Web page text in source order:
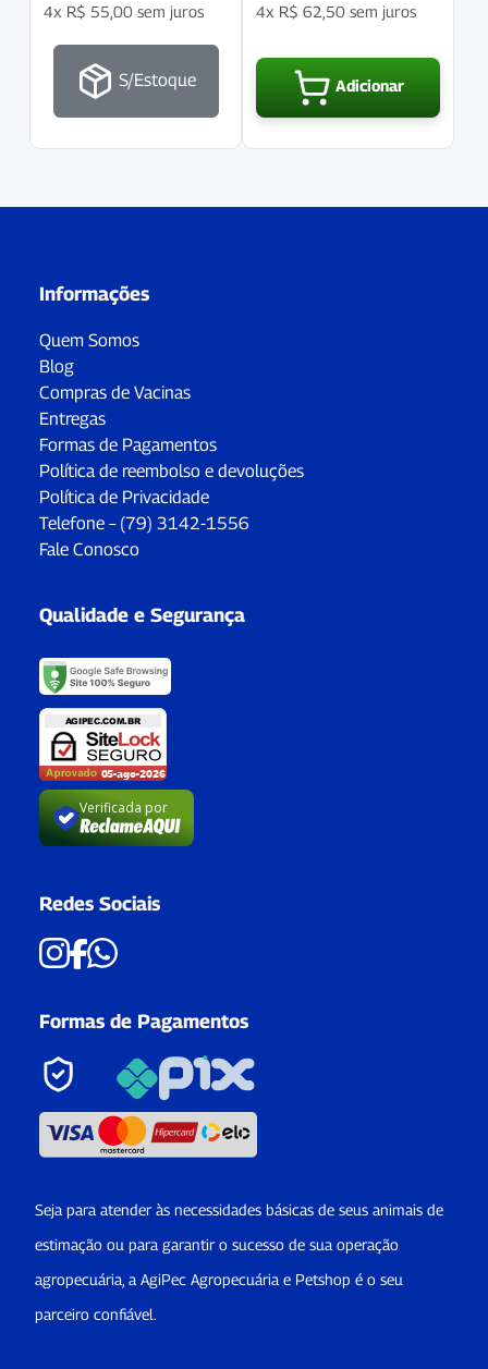
4x R$ 55,00 sem juros
S/Estoque
4x R$ 62,50 sem juros
Adicionar
Informações
Quem Somos
Blog
Compras de Vacinas
Entregas
Formas de Pagamentos
Política de reembolso e devoluções
Política de Privacidade
Telefone – (79) 3142-1556
Fale Conosco
Qualidade e Segurança
Verificada por
Redes Sociais
Formas de Pagamentos
Seja para atender às necessidades básicas de seus animais de
estimação ou para garantir o sucesso de sua operação
agropecuária, a AgiPec Agropecuária e Petshop é o seu
parceiro confiável.